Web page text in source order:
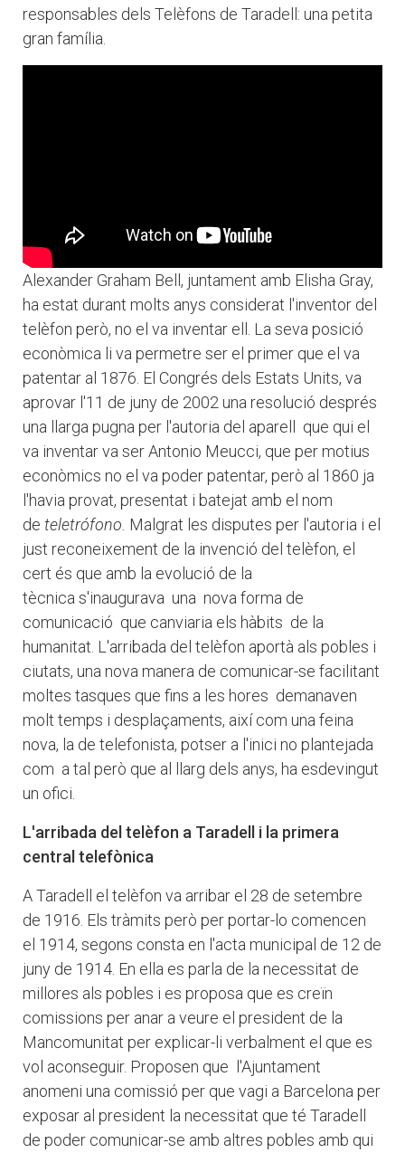
responsables dels Telèfons de Taradell: una petita
gran família.
Alexander Graham Bell, juntament amb Elisha Gray,
ha estat durant molts anys considerat l'inventor del
telèfon però, no el va inventar ell. La seva posició
econòmica li va permetre ser el primer que el va
patentar al 1876. El Congrés dels Estats Units, va
aprovar l'11 de juny de 2002 una resolució després
una llarga pugna per l'autoria del aparell que qui el
va inventar va ser Antonio Meucci, que per motius
econòmics no el va poder patentar, però al 1860 ja
l'havia provat, presentat i batejat amb el nom
de teletrófono. Malgrat les disputes per l'autoria i el
just reconeixement de la invenció del telèfon, el
cert és que amb la evolució de la
tècnica s'inaugurava una nova forma de
comunicació que canviaria els hàbits de la
humanitat. L'arribada del telèfon aportà als pobles i
ciutats, una nova manera de comunicar-se facilitant
moltes tasques que fins a les hores demanaven
molt temps i desplaçaments, així com una feina
nova, la de telefonista, potser a l'inici no plantejada
com a tal però que al llarg dels anys, ha esdevingut
un ofici.
L'arribada del telèfon a Taradell i la primera
central telefònica
A Taradell el telèfon va arribar el 28 de setembre
de 1916. Els tràmits però per portar-lo comencen
el 1914, segons consta en l'acta municipal de 12 de
juny de 1914. En ella es parla de la necessitat de
millores als pobles i es proposa que es creïn
comissions per anar a veure el president de la
Mancomunitat per explicar-li verbalment el que es
vol aconseguir. Proposen que l'Ajuntament
anomeni una comissió per que vagi a Barcelona per
exposar al president la necessitat que té Taradell
de poder comunicar-se amb altres pobles amb qui